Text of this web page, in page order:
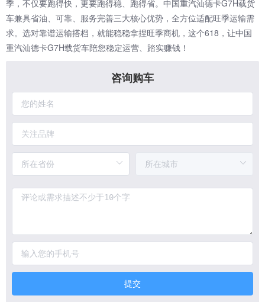
季，不仅要跑得快，更要跑得稳、跑得省。中国重汽汕德卡G7H载货
车兼具省油、可靠、服务完善三大核心优势，全方位适配旺季运输需
求。选对靠谱运输搭档，就能稳稳拿捏旺季商机，这个618，让中国
重汽汕德卡G7H载货车陪您稳定运营、踏实赚钱！
咨询购车
提交